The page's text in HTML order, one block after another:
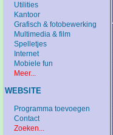
Utilities
Kantoor
Grafisch & fotobewerking
Multimedia & film
Spelletjes
Internet
Mobiele fun
Meer...
WEBSITE
Programma toevoegen
Contact
Zoeken...